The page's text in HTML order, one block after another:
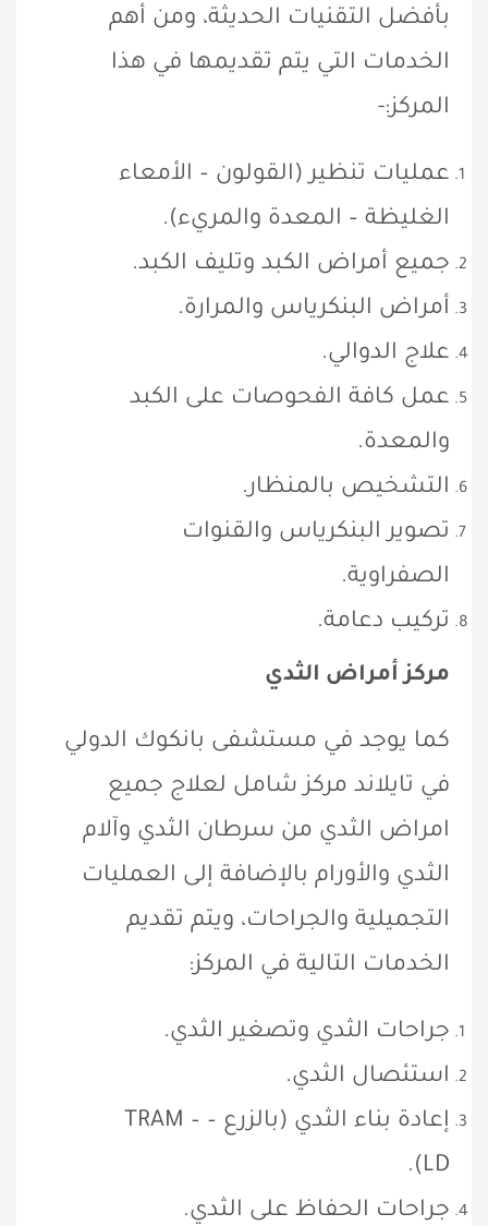
بأفضل التقنيات الحديثة، ومن أهم
الخدمات التي يتم تقديمها في هذا
المركز:-
عمليات تنظير (القولون – الأمعاء
الغليظة – المعدة والمريء).
جميع أمراض الكبد وتليف الكبد.
أمراض البنكرياس والمرارة.
علاج الدوالي.
عمل كافة الفحوصات على الكبد
والمعدة.
التشخيص بالمنظار.
تصوير البنكرياس والقنوات
الصفراوية.
تركيب دعامة.
مركز أمراض الثدي
كما يوجد في مستشفى بانكوك الدولي
في تايلاند مركز شامل لعلاج جميع
امراض الثدي من سرطان الثدي وآلام
الثدي والأورام بالإضافة إلى العمليات
التجميلية والجراحات، ويتم تقديم
الخدمات التالية في المركز:
جراحات الثدي وتصغير الثدي.
استئصال الثدي.
إعادة بناء الثدي (بالزرع – TRAM –
LD).
جراحات الحفاظ على الثدي.